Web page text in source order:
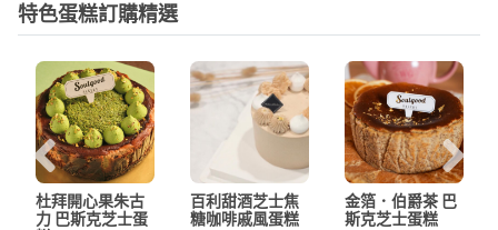
特色蛋糕訂購精選
杜拜開心果朱古
力 巴斯克芝士蛋
百利甜酒芝士焦
糖咖啡戚風蛋糕
金箔．伯爵茶 巴
斯克芝士蛋糕